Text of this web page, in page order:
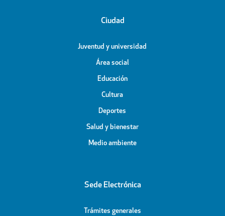
Ciudad
Juventud y universidad
Área social
Educación
Cultura
Deportes
Salud y bienestar
Medio ambiente
Sede Electrónica
Trámites generales